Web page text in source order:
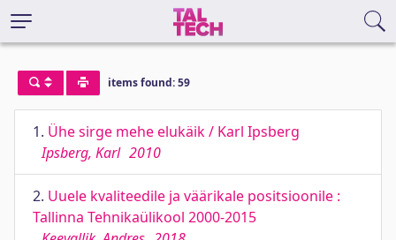
items found: 59
1. Ühe sirge mehe elukäik / Karl Ipsberg
Ipsberg, Karl 2010
2. Uuele kvaliteedile ja väärikale positsioonile :
Tallinna Tehnikaülikool 2000-2015